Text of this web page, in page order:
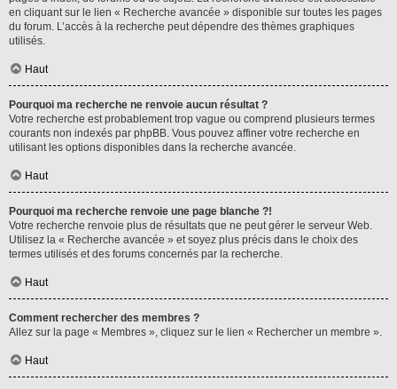
en cliquant sur le lien « Recherche avancée » disponible sur toutes les pages
du forum. L’accès à la recherche peut dépendre des thèmes graphiques
utilisés.
Haut
Pourquoi ma recherche ne renvoie aucun résultat ?
Votre recherche est probablement trop vague ou comprend plusieurs termes
courants non indexés par phpBB. Vous pouvez affiner votre recherche en
utilisant les options disponibles dans la recherche avancée.
Haut
Pourquoi ma recherche renvoie une page blanche ?!
Votre recherche renvoie plus de résultats que ne peut gérer le serveur Web.
Utilisez la « Recherche avancée » et soyez plus précis dans le choix des
termes utilisés et des forums concernés par la recherche.
Haut
Comment rechercher des membres ?
Allez sur la page « Membres », cliquez sur le lien « Rechercher un membre ».
Haut